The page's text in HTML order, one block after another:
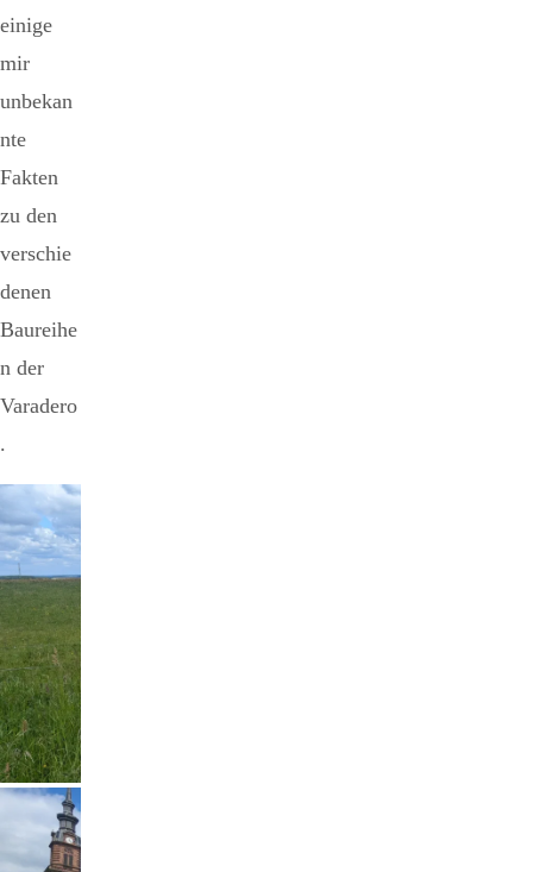
einige
mir
unbekan
nte
Fakten
zu den
verschie
denen
Baureihe
n der
Varadero
.
Ich stehe auf der Grenze!